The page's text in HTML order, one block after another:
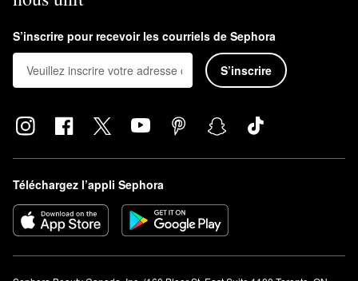
S’inscrire pour recevoir les courriels de Sephora
S’inscrire
Téléchargez l’appli Sephora